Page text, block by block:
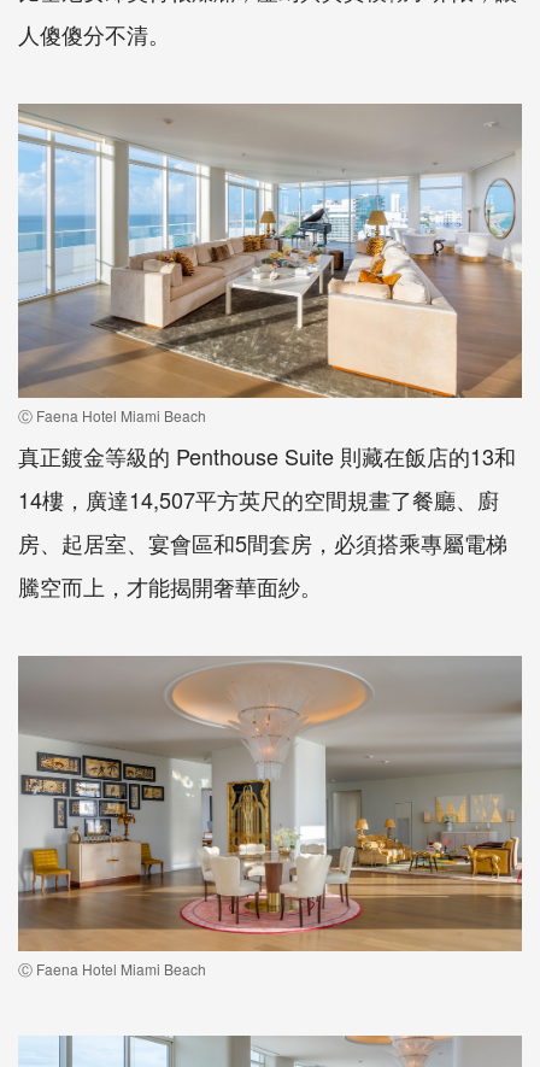
人傻傻分不清。
Ⓒ Faena Hotel Miami Beach
真正鍍金等級的 Penthouse Suite 則藏在飯店的13和
14樓，廣達14,507平方英尺的空間規畫了餐廳、廚
房、起居室、宴會區和5間套房，必須搭乘專屬電梯
騰空而上，才能揭開奢華面紗。
Ⓒ Faena Hotel Miami Beach